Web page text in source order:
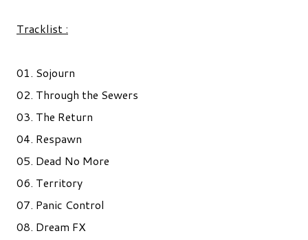
Tracklist :
01. Sojourn
02. Through the Sewers
03. The Return
04. Respawn
05. Dead No More
06. Territory
07. Panic Control
08. Dream FX